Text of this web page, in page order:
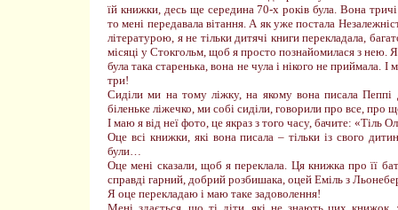
їй книжки, десь ще середина 70-х років була. Вона
то мені передавала вітання. А як уже постала
літературою, я не тільки дитячі книги перекладала,
місяці у Стокгольм, щоб я просто познайомилася з нею.
була така старенька, вона не чула і нікого не приймала.
три!
Сиділи ми на тому ліжку, на якому вона писала Пеппі
біленьке ліжечко, ми собі сиділи, говорили про все, про
І маю я від неї фото, це якраз з того часу, бачите: «Тіль
Оце всі книжки, які вона писала – тільки із свого
були…
Оце мені сказали, щоб я переклала. Ця книжка про її
справді гарний, добрий розбишака, оцей Еміль з
Я оце перекладаю і маю таке задоволення!